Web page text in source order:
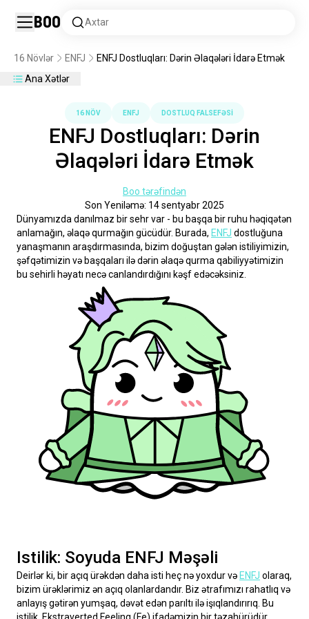
Boo Axtar
16 Növlər ENFJ
ENFJ Dostluqları: Dərin Əlaqələri İdarə Etmək
Ana Xətlər
16 NÖV ENFJ DOSTLUQ FALSEFƏSİ
ENFJ Dostluqları: Dərin
Əlaqələri İdarə Etmək
Boo tərəfindən
Son Yeniləmə: 14 sentyabr 2025
Dünyamızda danılmaz bir sehr var - bu başqa bir ruhu həqiqətən
anlamağın, əlaqə qurmağın gücüdür. Burada, ENFJ dostluğuna
yanaşmanın araşdırmasında, bizim doğuştan gələn istiliyimizin,
şəfqətimizin və başqaları ilə dərin əlaqə qurma qabiliyyətimizin
bu sehirli həyatı necə canlandırdığını kəşf edəcəksiniz.
Istilik: Soyuda ENFJ Məşəli
Deirlər ki, bir açıq ürəkdən daha isti heç nə yoxdur və ENFJ olaraq,
bizim ürəklərimiz ən açıq olanlardandır. Biz ətrafımızı rahatlıq və
anlayış gətirən yumşaq, dəvət edən parıltı ilə işıqlandırırıq. Bu